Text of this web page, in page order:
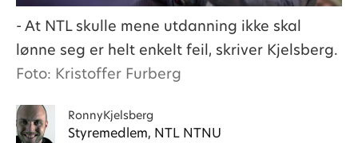
- At NTL skulle mene utdanning ikke skal
lønne seg er helt enkelt feil, skriver Kjelsberg.
Foto: Kristoffer Furberg
RonnyKjelsberg
Styremedlem, NTL NTNU